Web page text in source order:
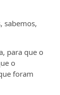
sabemos,
para que o
o
foram